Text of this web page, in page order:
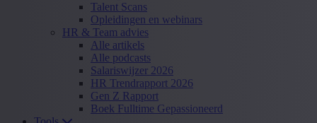
Talent Scans
Opleidingen en webinars
HR & Team advies
Alle artikels
Alle podcasts
Salariswijzer 2026
HR Trendrapport 2026
Gen Z Rapport
Boek Fulltime Gepassioneerd